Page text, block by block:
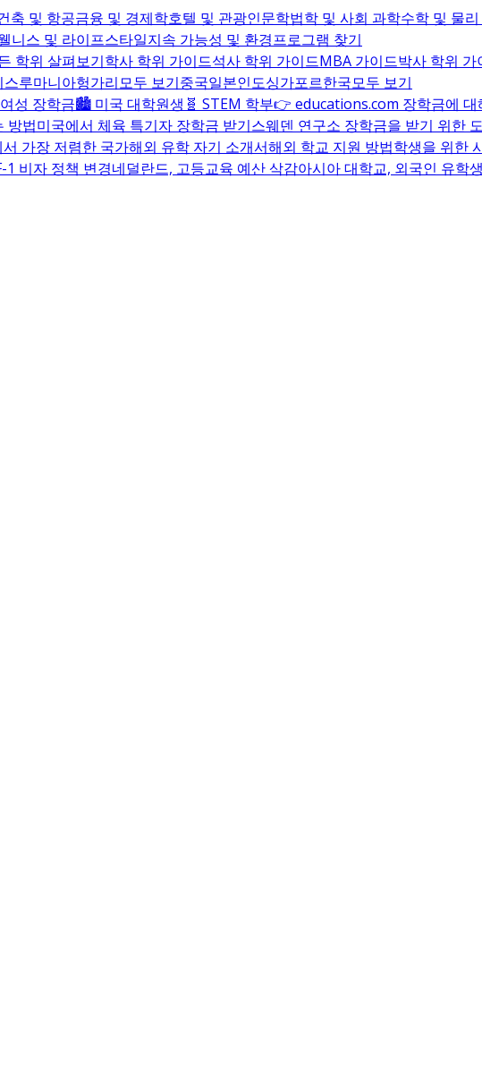
축 및 항공금융 및 경제학호텔 및 관광인문학법학 및 사회 과학수학 및 물
니스 및 라이프스타일지속 가능성 및 환경프로그램 찾기
학위 살펴보기학사 학위 가이드석사 학위 가이드MBA 가이드박사 학위 가
스루마니아헝가리모두 보기중국일본인도싱가포르한국모두 보기
여성 장학금🏙️ 미국 대학원생 🧬 STEM 학부👉 educations.com 장학금에 대
방법미국에서 체육 특기자 장학금 받기스웨덴 연구소 장학금을 받기 위한
가장 저렴한 국가해외 유학 자기 소개서해외 학교 지원 방법학생을 위한
1 비자 정책 변경네덜란드, 고등교육 예산 삭감아시아 대학교, 외국인 유학